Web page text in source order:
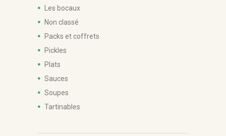
Les bocaux
Non classé
Packs et coffrets
Pickles
Plats
Sauces
Soupes
Tartinables